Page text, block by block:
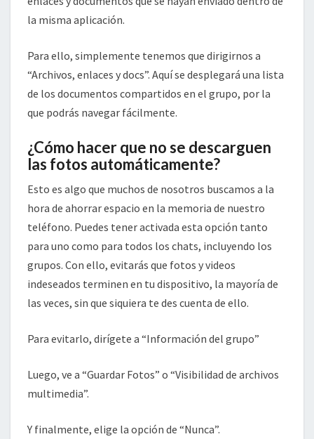
la misma aplicación.
Para ello, simplemente tenemos que dirigirnos a
“Archivos, enlaces y docs”. Aquí se desplegará una lista
de los documentos compartidos en el grupo, por la
que podrás navegar fácilmente.
¿Cómo hacer que no se descarguen
las fotos automáticamente?
Esto es algo que muchos de nosotros buscamos a la
hora de ahorrar espacio en la memoria de nuestro
teléfono. Puedes tener activada esta opción tanto
para uno como para todos los chats, incluyendo los
grupos. Con ello, evitarás que fotos y videos
indeseados terminen en tu dispositivo, la mayoría de
las veces, sin que siquiera te des cuenta de ello.
Para evitarlo, dirígete a “Información del grupo”
Luego, ve a “Guardar Fotos” o “Visibilidad de archivos
multimedia”.
Y finalmente, elige la opción de “Nunca”.